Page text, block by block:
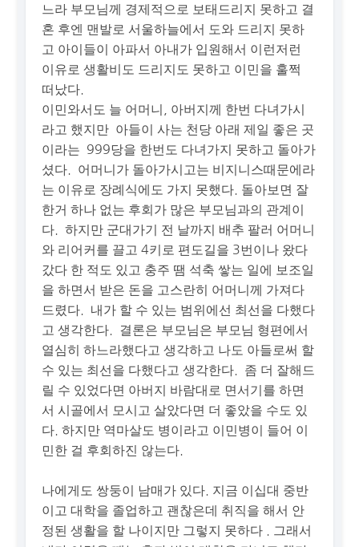
느라 부모님께 경제적으로 보태드리지 못하고 결
혼 후엔 맨발로 서울하늘에서 도와 드리지 못하
고 아이들이 아파서 아내가 입원해서 이런저런
이유로 생활비도 드리지도 못하고 이민을 훌쩍
떠났다.
이민와서도 늘 어머니, 아버지께 한번 다녀가시
라고 했지만 아들이 사는 천당 아래 제일 좋은 곳
이라는 999당을 한번도 다녀가지 못하고 돌아가
셨다. 어머니가 돌아가시고는 비지니스때문에라
는 이유로 장례식에도 가지 못했다. 돌아보면 잘
한거 하나 없는 후회가 많은 부모님과의 관계이
다. 하지만 군대가기 전 날까지 배추 팔러 어머니
와 리어커를 끌고 4키로 편도길을 3번이나 왔다
갔다 한 적도 있고 충주 땜 석축 쌓는 일에 보조일
을 하면서 받은 돈을 고스란히 어머니께 가져다
드렸다. 내가 할 수 있는 범위에선 최선을 다했다
고 생각한다. 결론은 부모님은 부모님 형편에서
열심히 하느라했다고 생각하고 나도 아들로써 할
수 있는 최선을 다했다고 생각한다. 좀 더 잘해드
릴 수 있었다면 아버지 바람대로 면서기를 하면
서 시골에서 모시고 살았다면 더 좋았을 수도 있
다. 하지만 역마살도 병이라고 이민병이 들어 이
민한 걸 후회하진 않는다.
나에게도 쌍둥이 남매가 있다. 지금 이십대 중반
이고 대학을 졸업하고 괜찮은데 취직을 해서 안
정된 생활을 할 나이지만 그렇지 못하다 . 그래서